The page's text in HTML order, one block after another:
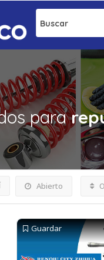
Buscar
para
Abierto
Guardar